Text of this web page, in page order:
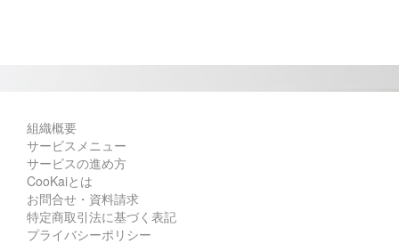
組織概要
サービスメニュー
サービスの進め方
CooKaiとは
お問合せ・資料請求
特定商取引法に基づく表記
プライバシーポリシー